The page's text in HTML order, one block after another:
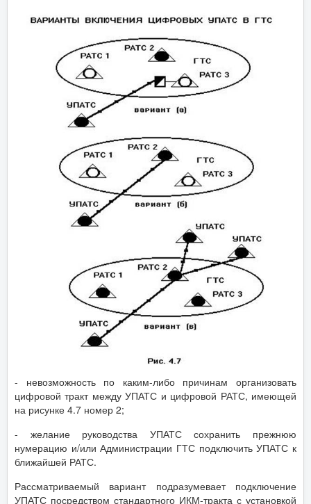
- невозможность по каким-либо причинам организовать
цифровой тракт между УПАТС и цифровой РАТС, имеющей
на рисунке 4.7 номер 2;
- желание руководства УПАТС сохранить прежнюю
нумерацию и/или Администрации ГТС подключить УПАТС к
ближайшей РАТС.
Рассматриваемый вариант подразумевает подключение
УПАТС посредством стандартного ИКМ-тракта с установкой